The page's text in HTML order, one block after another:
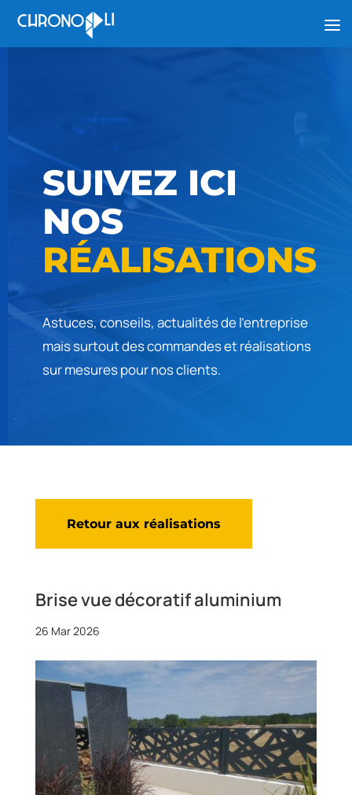
SUIVEZ ICI
NOS
RÉALISATIONS
Astuces, conseils, actualités de l’entreprise
mais surtout des commandes et réalisations
sur mesures pour nos clients.
Retour aux réalisations
Brise vue décoratif aluminium
26 Mar 2026